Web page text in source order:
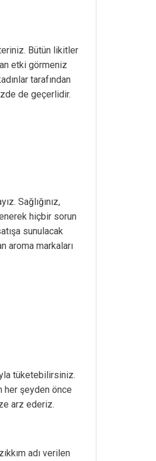
Bütün likitler
etki görmeniz
tarafından
de geçerlidir.
Sağlığınız,
hiçbir sorun
sunulacak
aroma markaları
tüketebilirsiniz.
her şeyden önce
arz ederiz.
adı verilen